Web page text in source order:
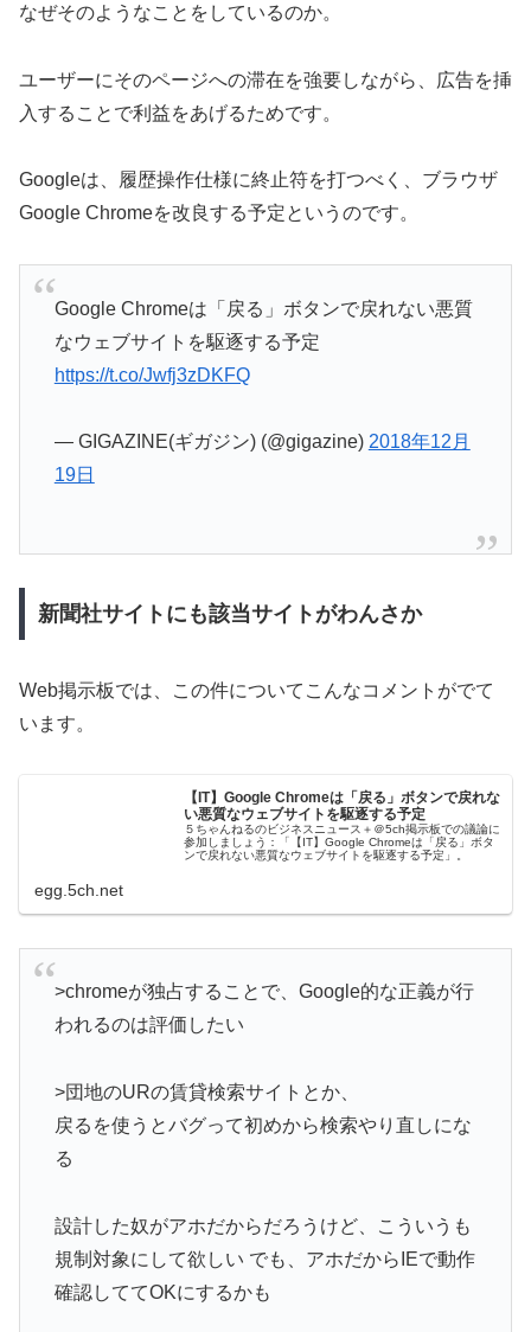
なぜそのようなことをしているのか。
ユーザーにそのページへの滞在を強要しながら、広告を挿
入することで利益をあげるためです。
Googleは、履歴操作仕様に終止符を打つべく、ブラウザ
Google Chromeを改良する予定というのです。
Google Chromeは「戻る」ボタンで戻れない悪質
なウェブサイトを駆逐する予定
https://t.co/Jwfj3zDKFQ
— GIGAZINE(ギガジン) (@gigazine) 2018年12月
19日
新聞社サイトにも該当サイトがわんさか
Web掲示板では、この件についてこんなコメントがでて
います。
【IT】Google Chromeは「戻る」ボタンで戻れな
い悪質なウェブサイトを駆逐する予定
５ちゃんねるのビジネスニュース＋＠5ch掲示板での議論に
参加しましょう：「【IT】Google Chromeは「戻る」ボタ
ンで戻れない悪質なウェブサイトを駆逐する予定」。
egg.5ch.net
>chromeが独占することで、Google的な正義が行
われるのは評価したい
>団地のURの賃貸検索サイトとか、
戻るを使うとバグって初めから検索やり直しにな
る
設計した奴がアホだからだろうけど、こういうも
規制対象にして欲しい でも、アホだからIEで動作
確認しててOKにするかも